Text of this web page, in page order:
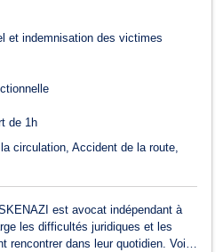
et indemnisation des victimes
de 1h
circulation Accident de la route
est avocat indépendant à
les difficultés juridiques et les
rencontrer dans leur quotidien. Voici